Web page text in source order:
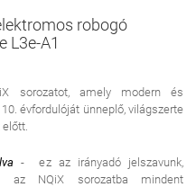
robogó
L3e-A1
sorozatot, amely modern és
évfordulóját ünneplő, világszerte
előtt.
- ez az irányadó jelszavunk,
az NQiX sorozatba mindent